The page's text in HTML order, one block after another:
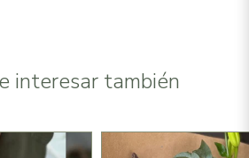
interesar también